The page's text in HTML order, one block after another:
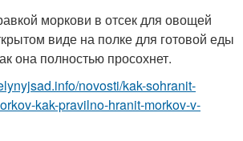
моркови в отсек для овощей
виде на полке для готовой еды
она полностью просохнет.
novosti/kak-sohranit-
kak-pravilno-hranit-morkov-v-